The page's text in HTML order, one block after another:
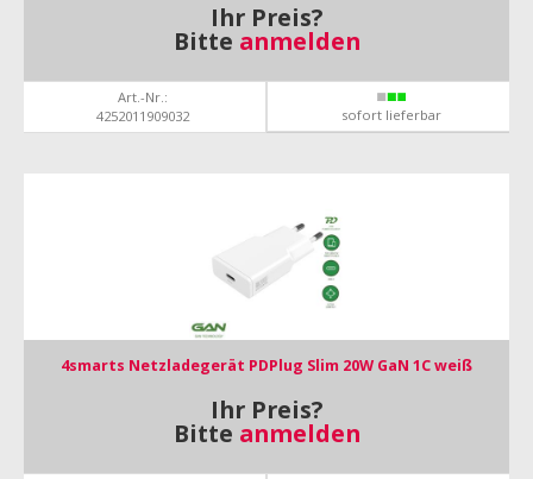
Ihr Preis?
Bitte anmelden
Art.-Nr.:
4252011909032
sofort lieferbar
4smarts Netzladegerät PDPlug Slim 20W GaN 1C weiß
Ihr Preis?
Bitte anmelden